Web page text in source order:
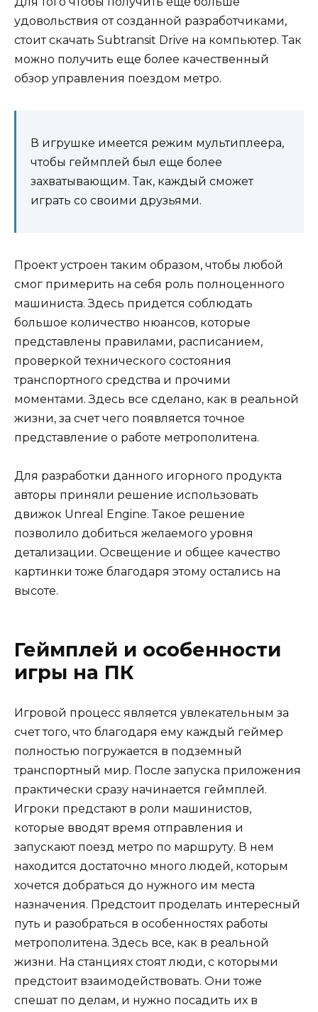
удовольствия от созданной разработчиками,
стоит скачать Subtransit Drive на компьютер. Так
можно получить еще более качественный
обзор управления поездом метро.
В игрушке имеется режим мультиплеера,
чтобы геймплей был еще более
захватывающим. Так, каждый сможет
играть со своими друзьями.
Проект устроен таким образом, чтобы любой
смог примерить на себя роль полноценного
машиниста. Здесь придется соблюдать
большое количество нюансов, которые
представлены правилами, расписанием,
проверкой технического состояния
транспортного средства и прочими
моментами. Здесь все сделано, как в реальной
жизни, за счет чего появляется точное
представление о работе метрополитена.
Для разработки данного игорного продукта
авторы приняли решение использовать
движок Unreal Engine. Такое решение
позволило добиться желаемого уровня
детализации. Освещение и общее качество
картинки тоже благодаря этому остались на
высоте.
Геймплей и особенности
игры на ПК
Игровой процесс является увлекательным за
счет того, что благодаря ему каждый геймер
полностью погружается в подземный
транспортный мир. После запуска приложения
практически сразу начинается геймплей.
Игроки предстают в роли машинистов,
которые вводят время отправления и
запускают поезд метро по маршруту. В нем
находится достаточно много людей, которым
хочется добраться до нужного им места
назначения. Предстоит проделать интересный
путь и разобраться в особенностях работы
метрополитена. Здесь все, как в реальной
жизни. На станциях стоят люди, с которыми
предстоит взаимодействовать. Они тоже
спешат по делам, и нужно посадить их в